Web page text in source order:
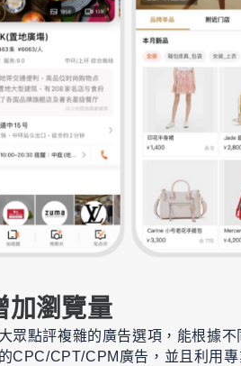
加瀏覽量
眾點評複雜的廣告選項，能根據
CPC/CPT/CPM廣告，並且利用